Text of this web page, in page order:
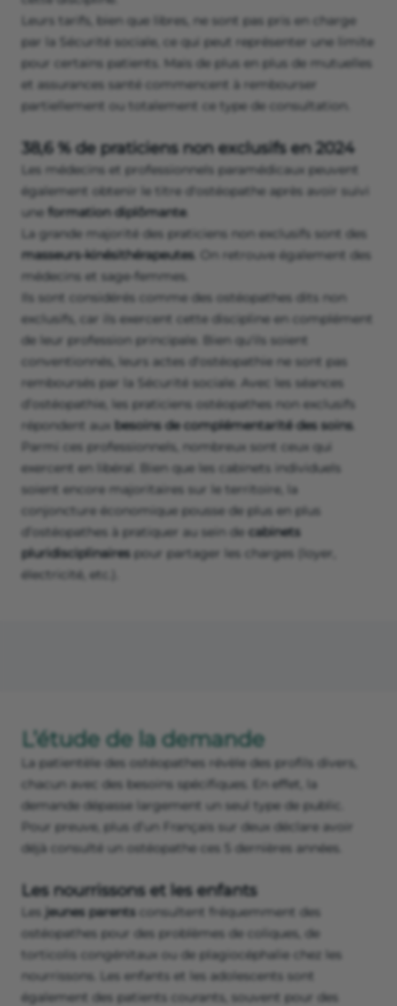
Leurs tarifs, bien que libres, ne sont pas pris en charge
par la Sécurité sociale, ce qui peut représenter une limite
pour certains patients. Mais de plus en plus de mutuelles
et assurances santé commencent à rembourser
partiellement ou totalement ce type de consultation.
38,6 % de praticiens non exclusifs en 2024
Les médecins et professionnels paramédicaux peuvent
également obtenir le titre d'ostéopathe après avoir suivi
une formation diplômante.
La grande majorité des praticiens non exclusifs sont des
masseurs-kinésithérapeutes. On retrouve également des
médecins et sage-femmes.
Ils sont considérés comme des ostéopathes dits non
exclusifs, car ils exercent cette discipline en complément
de leur profession principale. Bien qu'ils soient
conventionnés, leurs actes d'ostéopathie ne sont pas
remboursés par la Sécurité sociale. Avec les séances
d’ostéopathie, les praticiens ostéopathes non exclusifs
répondent aux besoins de complémentarité des soins.
Parmi ces professionnels, nombreux sont ceux qui
exercent en libéral. Bien que les cabinets individuels
soient encore majoritaires sur le territoire, la
conjoncture économique pousse de plus en plus
d’ostéopathes à pratiquer au sein de cabinets
pluridisciplinaires pour partager les charges (loyer,
électricité, etc.).
L’étude de la demande
La patientèle des ostéopathes révèle des profils divers,
chacun avec des besoins spécifiques. En effet, la
demande dépasse largement un seul type de public.
Pour preuve, plus d’un Français sur deux déclare avoir
déjà consulté un ostéopathe ces 5 dernières années.
Les nourrissons et les enfants
Les jeunes parents consultent fréquemment des
ostéopathes pour des problèmes de coliques, de
torticolis congénitaux ou de plagiocéphalie chez les
nourrissons. Les enfants et les adolescents sont
également des patients courants, souvent pour des